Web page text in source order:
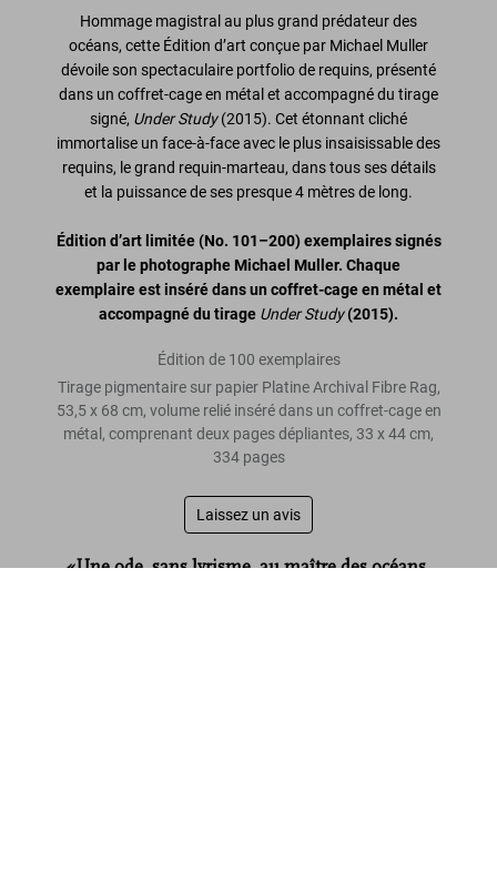
Hommage magistral au plus grand prédateur des
océans, cette Édition d’art conçue par Michael Muller
dévoile son spectaculaire portfolio de requins, présenté
dans un coffret-cage en métal et accompagné du tirage
signé, Under Study(2015). Cet étonnant cliché
immortalise un face-à-face avec le plus insaisissable des
requins, le grand requin-marteau, dans tous ses détails
et la puissance de ses presque 4 mètres de long.
Édition d’art limitée (No. 101–200) exemplaires signés
par le photographe Michael Muller. Chaque
exemplaire est inséré dans un coffret-cage en métal et
accompagné du tirage Under Study(2015).
Édition de 100 exemplaires
Tirage pigmentaire sur papier Platine Archival Fibre Rag,
53,5 x 68 cm, volume relié inséré dans un coffret-cage en
métal, comprenant deux pages dépliantes, 33 x 44 cm,
334 pages
Laissez un avis
«Une ode, sans lyrisme, au maître des océans,